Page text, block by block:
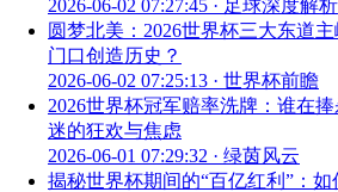
2026-06-02 07:27:45 · 足球深度解析
圆梦北美：2026世界杯三大东道
门口创造历史？
2026-06-02 07:25:13 · 世界杯前瞻
2026世界杯冠军赔率洗牌：谁在
迷的狂欢与焦虑
2026-06-01 07:29:32 · 绿茵风云
揭秘世界杯期间的“百亿红利”：